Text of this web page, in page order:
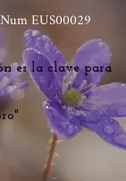
EUS00029
es la clave para